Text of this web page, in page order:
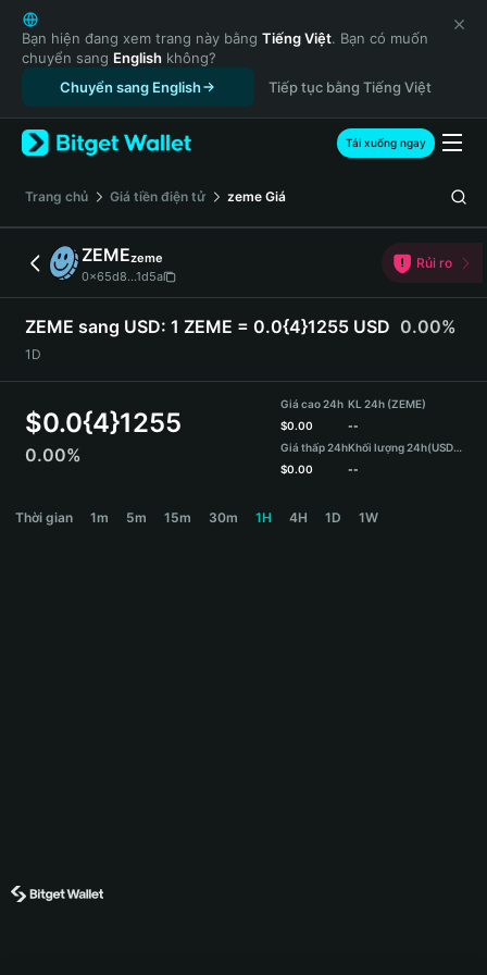
English
日本語
Tiếng Việt
Русский
Español (Latinoamérica)
Türkçe
Français
Deutsch
简体中文
繁體中文
Português (Portugal)
Bahasa Indonesia
ภาษาไทย
हिन्दी
Español
Português (Brasil)
Bạn hiện đang xem trang này bằng Tiếng Việt. Bạn có muốn
chuyển sang English không?
Chuyển sang English
Tiếp tục bằng Tiếng Việt
Tải xuống ngay
‌Trang chủ Giá tiền điện tử zeme Giá
ZEMEzeme
0x65d8...1d5a
Rủi ro
ZEME sang USD: 1 ZEME = 0.0{4}1255 USD 0.00%
1D
$0.0{4}1255
0.00%
Giá cao 24h
$0.00
Giá thấp 24h
$0.00
KL 24h (ZEME)
--
Khối lượng 24h(USDT)
--
Thời gian 1m 5m 15m 30m 1H 4H 1D 1W